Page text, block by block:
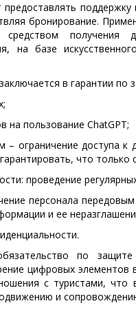
предоставлять
бронирование.
средством
на базе
в гарантии
на пользование ChatGPT;
ограничение доступа к
что
проведение
персонала
и ее
по
цифровых
с туристами,
и